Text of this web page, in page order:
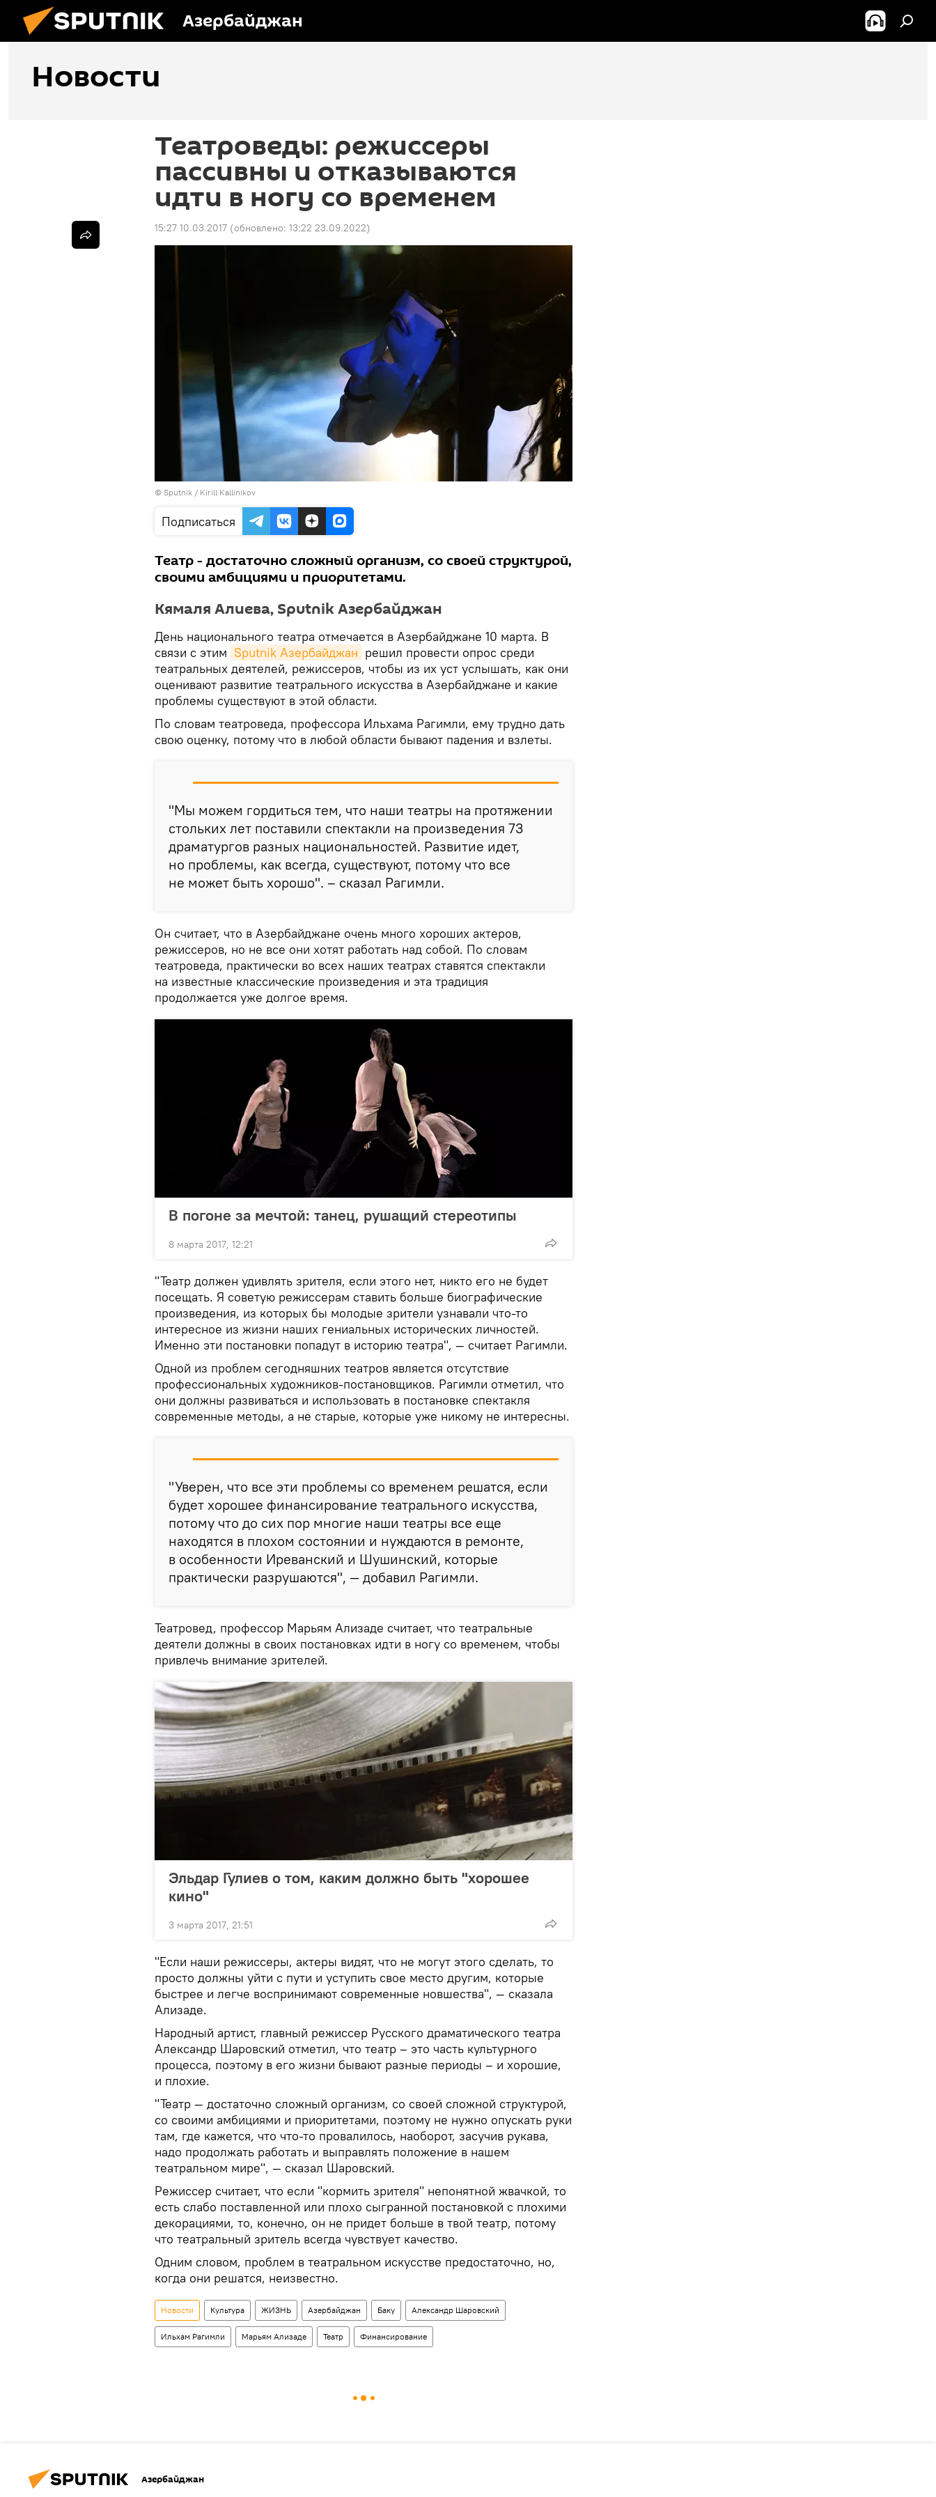
Азербайджан
Новости
Театроведы: режиссеры
пассивны и отказываются
идти в ногу со временем
15:27 10.03.2017 (обновлено: 13:22 23.09.2022)
© Sputnik / Kirill Kallinikov
Подписаться
Театр - достаточно сложный организм, со своей структурой,
своими амбициями и приоритетами.
Кямаля Алиева, Sputnik Азербайджан
День национального театра отмечается в Азербайджане 10 марта. В
связи с этим Sputnik Азербайджан решил провести опрос среди
театральных деятелей, режиссеров, чтобы из их уст услышать, как они
оценивают развитие театрального искусства в Азербайджане и какие
проблемы существуют в этой области.
По словам театроведа, профессора Ильхама Рагимли, ему трудно дать
свою оценку, потому что в любой области бывают падения и взлеты.
"Мы можем гордиться тем, что наши театры на протяжении
стольких лет поставили спектакли на произведения 73
драматургов разных национальностей. Развитие идет,
но проблемы, как всегда, существуют, потому что все
не может быть хорошо". – сказал Рагимли.
Он считает, что в Азербайджане очень много хороших актеров,
режиссеров, но не все они хотят работать над собой. По словам
театроведа, практически во всех наших театрах ставятся спектакли
на известные классические произведения и эта традиция
продолжается уже долгое время.
В погоне за мечтой: танец, рушащий стереотипы
8 марта 2017, 12:21
"Театр должен удивлять зрителя, если этого нет, никто его не будет
посещать. Я советую режиссерам ставить больше биографические
произведения, из которых бы молодые зрители узнавали что-то
интересное из жизни наших гениальных исторических личностей.
Именно эти постановки попадут в историю театра", — считает Рагимли.
Одной из проблем сегодняшних театров является отсутствие
профессиональных художников-постановщиков. Рагимли отметил, что
они должны развиваться и использовать в постановке спектакля
современные методы, а не старые, которые уже никому не интересны.
"Уверен, что все эти проблемы со временем решатся, если
будет хорошее финансирование театрального искусства,
потому что до сих пор многие наши театры все еще
находятся в плохом состоянии и нуждаются в ремонте,
в особенности Иреванский и Шушинский, которые
практически разрушаются", — добавил Рагимли.
Театровед, профессор Марьям Ализаде считает, что театральные
деятели должны в своих постановках идти в ногу со временем, чтобы
привлечь внимание зрителей.
Эльдар Гулиев о том, каким должно быть "хорошее
кино"
3 марта 2017, 21:51
"Если наши режиссеры, актеры видят, что не могут этого сделать, то
просто должны уйти с пути и уступить свое место другим, которые
быстрее и легче воспринимают современные новшества", — сказала
Ализаде.
Народный артист, главный режиссер Русского драматического театра
Александр Шаровский отметил, что театр – это часть культурного
процесса, поэтому в его жизни бывают разные периоды – и хорошие,
и плохие.
"Театр — достаточно сложный организм, со своей сложной структурой,
со своими амбициями и приоритетами, поэтому не нужно опускать руки
там, где кажется, что что-то провалилось, наоборот, засучив рукава,
надо продолжать работать и выправлять положение в нашем
театральном мире", — сказал Шаровский.
Режиссер считает, что если "кормить зрителя" непонятной жвачкой, то
есть слабо поставленной или плохо сыгранной постановкой с плохими
декорациями, то, конечно, он не придет больше в твой театр, потому
что театральный зритель всегда чувствует качество.
Одним словом, проблем в театральном искусстве предостаточно, но,
когда они решатся, неизвестно.
Новости Культура ЖИЗНЬ Азербайджан Баку Александр Шаровский
Ильхам Рагимли Марьям Ализаде Театр Финансирование
Азербайджан